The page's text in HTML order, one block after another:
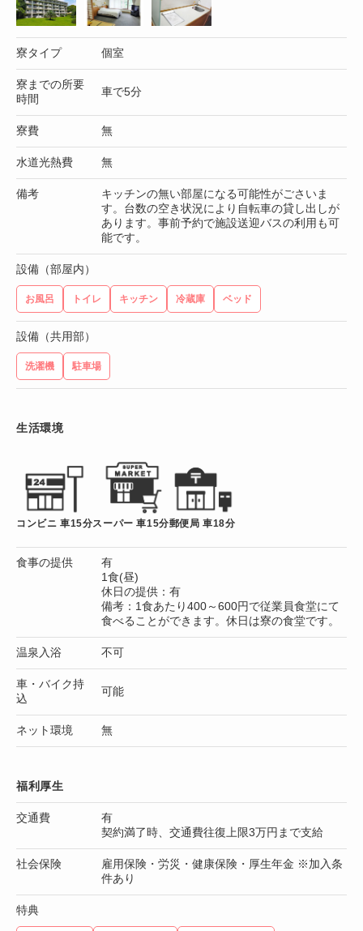
寮タイプ 個室
寮までの所要
時間
車で5分
寮費 無
水道光熱費 無
備考
キッチンの無い部屋になる可能性がごさいま
す。台数の空き状況により自転車の貸し出しが
あります。事前予約で施設送迎バスの利用も可
能です。
設備（部屋内）
お風呂 トイレ キッチン 冷蔵庫 ベッド
設備（共用部）
洗濯機 駐車場
生活環境
コンビニ 車15分スーパー 車15分郵便局 車18分
食事の提供
有
1食(昼)
休日の提供：有
備考：1食あたり400～600円で従業員食堂にて
食べることができます。休日は寮の食堂です。
温泉入浴 不可
車・バイク持
込
可能
ネット環境 無
福利厚生
交通費
有
契約満了時、交通費往復上限3万円まで支給
社会保険
雇用保険・労災・健康保険・厚生年金 ※加入条
件あり
特典